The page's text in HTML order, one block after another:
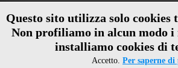
Questo sito utilizza solo cookies
Non profiliamo in alcun modo i
installiamo cookies di
Accetto. Per saperne di